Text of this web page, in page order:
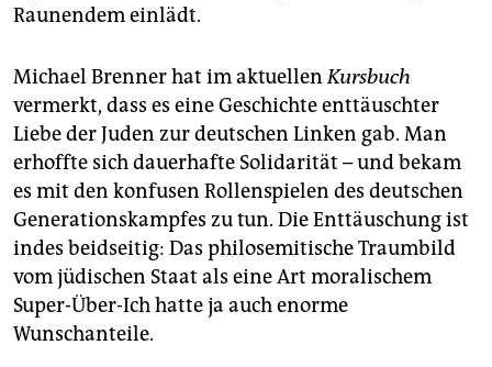
Raunendem einlädt.
Michael Brenner hat im aktuellenKursbuch
vermerkt, dass es eine Geschichte enttäuschter
Liebe der Juden zur deutschen Linken gab. Man
erhoffte sich dauerhafte Solidarität – und bekam
es mit den konfusen Rollenspielen des deutschen
Generationskampfes zu tun. Die Enttäuschung ist
indes beidseitig: Das philosemitische Traumbild
vom jüdischen Staat als eine Art moralischem
Super-Über-Ich hatte ja auch enorme
Wunschanteile.